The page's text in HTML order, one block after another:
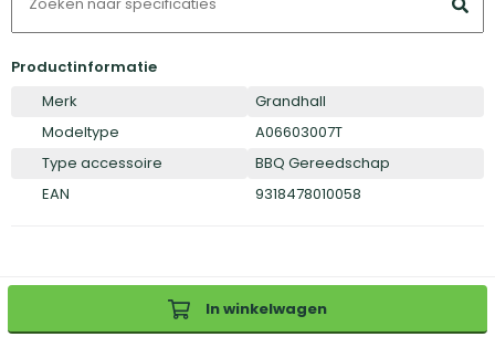
In winkelwagen
Productinformatie
Merk
Grandhall
Modeltype
A06603007T
Type accessoire
BBQ Gereedschap
EAN
9318478010058